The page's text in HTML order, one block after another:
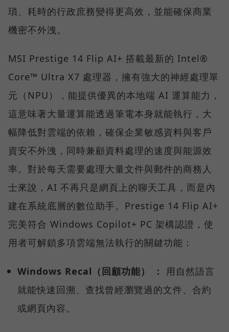
瑣、耗時的行政庶務變得更高效，並能確保商業
機密不外洩。
MSI Prestige 14 Flip AI+ 搭載最新的 Intel®
Core™ Ultra X7 處理器，擁有強大的神經處理單
元（NPU），能提供優異的本地端 AI 運算能力，
這意味著大量運算能透過筆電本身就能執行，大
幅降低對雲端的依賴，確保企業敏感資料與客戶
資安不外洩，同時兼顧資料處理的速度與能源效
率。對於每天需要處理大量文件與郵件的商務人
士來說，AI 不再只是網頁上的聊天工具，而是內
建在系統底層的數位助手。Prestige 14 Flip AI+
完美符合 Windows Copilot+ PC 架構認證，使
用者可解鎖多項雲端無法執行的關鍵功能：
Windows Recal（回顧功能） ：
用自然語言
就能快速回溯、查找曾經瀏覽過的文件、合約
或網頁內容。